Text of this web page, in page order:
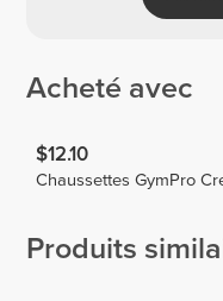
Acheté avec
$12.10
Chaussettes GymPro
Produits